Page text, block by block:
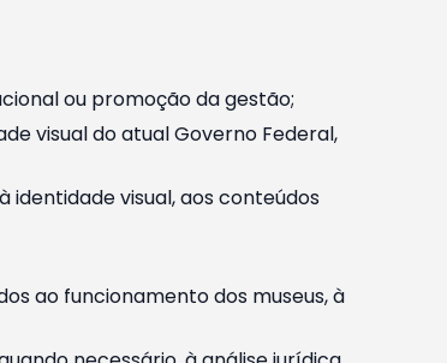
ou promoção da gestão;
visual do atual Governo Federal,
identidade visual, aos conteúdos
ao funcionamento dos museus, à